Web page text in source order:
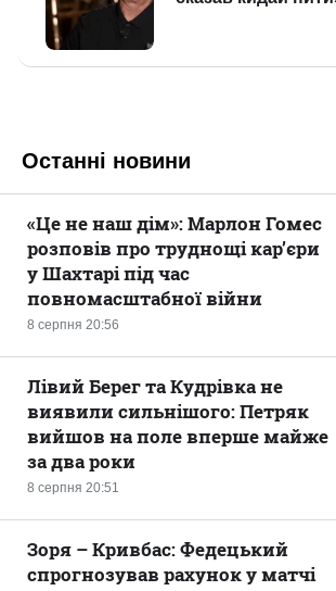
Останні новини
8 серпня 20:56
«Це не наш дім»: Марлон Гомес
розповів про труднощі кар’єри
у Шахтарі під час
повномасштабної війни
8 серпня 20:51
Лівий Берег та Кудрівка не
виявили сильнішого: Петряк
вийшов на поле вперше майже
за два роки
Зоря – Кривбас: Федецький
спрогнозував рахунок у матчі